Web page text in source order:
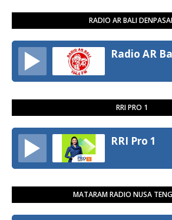
RADIO AR BALI
Radio AR
RRI PRO 1
RRI Pro 1
MATARAM RADIO NUSA